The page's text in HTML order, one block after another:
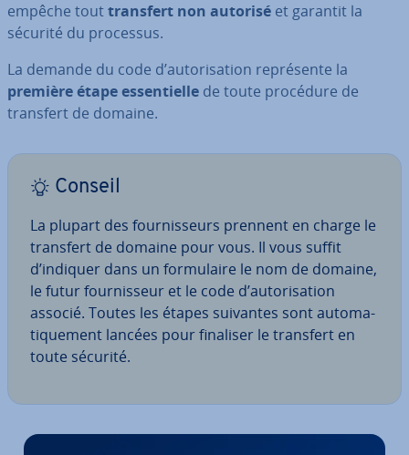
empêche touttransfert non autorisé et garantit la
sécurité du processus.
La demande du code d’au­to­ri­sa­tion re­pré­sente la
première étape es­sen­tielle de toute procédure de
transfert de domaine.
Conseil
La plupart des four­nis­seurs prennent en charge le
transfert de domaine pour vous. Il vous suffit
d’indiquer dans un for­mu­laire le nom de domaine,
le futur four­nis­seur et le code d’au­to­ri­sa­tion
associé. Toutes les étapes suivantes sont au­to­ma­
ti­que­ment lancées pour finaliser le transfert en
toute sécurité.